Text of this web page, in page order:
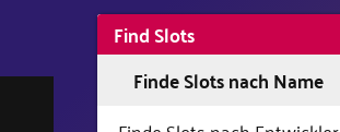
Find Slots
Finde Slots nach Name